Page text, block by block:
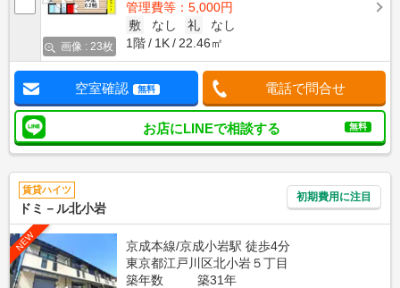
画像 : 23枚
管理費等：5,000円
敷
なし 礼
なし
1階
1K 22.46㎡
空室確認 無料 電話で問合せ
お店にLINEで相談する 無料
賃貸ハイツ
ドミ－ル北小岩
初期費用に注目
NEW
京成本線/京成小岩駅 徒歩4分
東京都江戸川区北小岩５丁目
築年数
築31年